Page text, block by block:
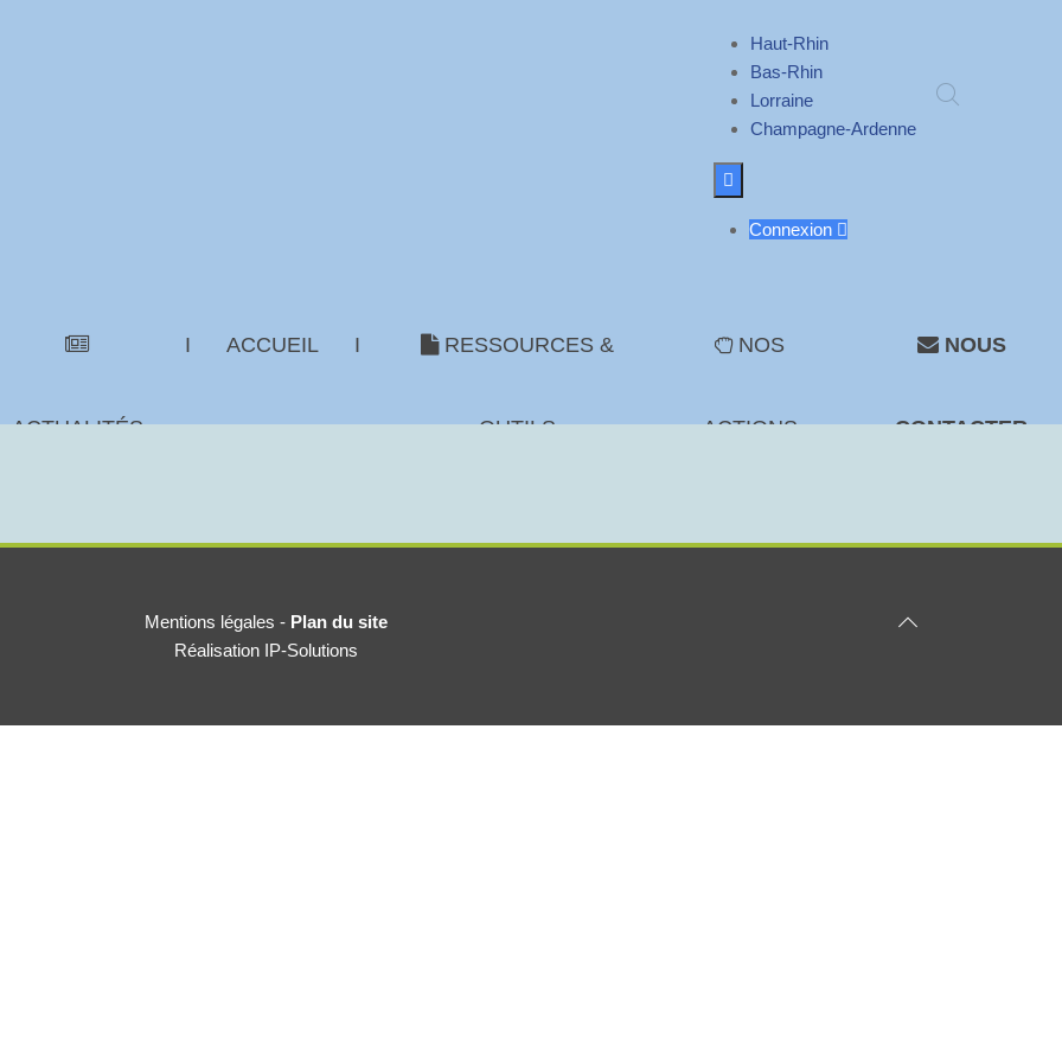
Haut-Rhin
Bas-Rhin
Lorraine
Champagne-Ardenne

Connexion 
ACTUALITÉS
I ACCUEIL I RESSOURCES &
OUTILS
NOS
ACTIONS
NOUS
CONTACTER
Mentions légales - Plan du site
Réalisation IP-Solutions